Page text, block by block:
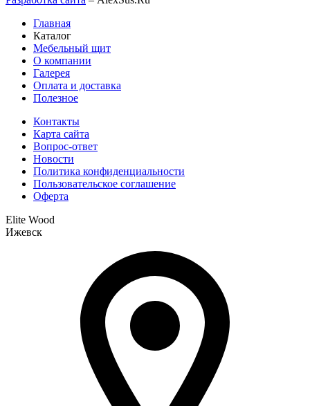
Главная
Каталог
Мебельный щит
О компании
Галерея
Оплата и доставка
Полезное
Контакты
Карта сайта
Вопрос-ответ
Новости
Политика конфиденциальности
Пользовательское соглашение
Оферта
Elite Wood
Ижевск